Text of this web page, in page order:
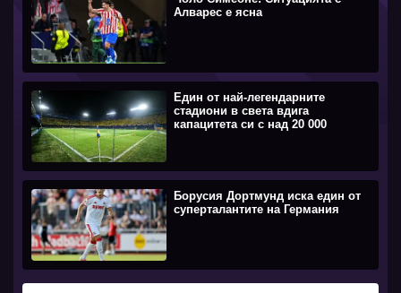
Алварес е ясна
Един от най-легендарните
стадиони в света вдига
капацитета си с над 20 000
Борусия Дортмунд иска един от
суперталантите на Германия